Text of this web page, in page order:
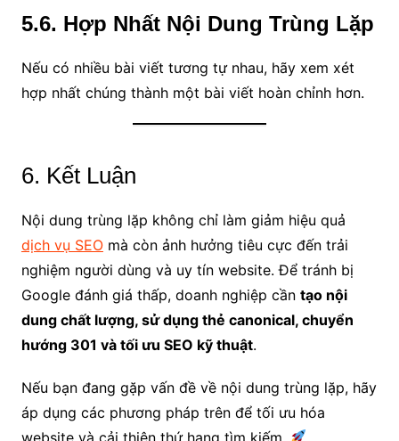
5.6. Hợp Nhất Nội Dung Trùng Lặp
Nếu có nhiều bài viết tương tự nhau, hãy xem xét
hợp nhất chúng thành một bài viết hoàn chỉnh hơn.
6. Kết Luận
Nội dung trùng lặp không chỉ làm giảm hiệu quả
dịch vụ SEOmà còn ảnh hưởng tiêu cực đến trải
nghiệm người dùng và uy tín website. Để tránh bị
Google đánh giá thấp, doanh nghiệp cần tạo nội
dung chất lượng, sử dụng thẻ canonical, chuyển
hướng 301 và tối ưu SEO kỹ thuật.
Nếu bạn đang gặp vấn đề về nội dung trùng lặp, hãy
áp dụng các phương pháp trên để tối ưu hóa
website và cải thiện thứ hạng tìm kiếm.